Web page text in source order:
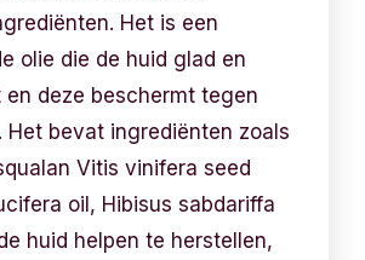
Het is een
olie die de huid glad en
en deze beschermt tegen
Het bevat ingrediënten zoals
Vitis vinifera seed
oil, Hibisus sabdariffa
huid helpen te herstellen,